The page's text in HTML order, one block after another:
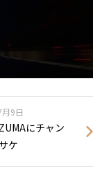
9日
にチャン
ケ